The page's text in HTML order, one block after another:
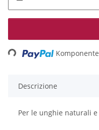
Descrizione
Per le unghie naturali e